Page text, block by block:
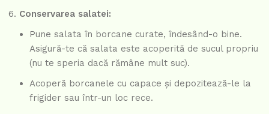
Conservarea salatei:
Pune salata în borcane curate, îndesând-o bine.
Asigură-te că salata este acoperită de sucul propriu
(nu te speria dacă rămâne mult suc).
Acoperă borcanele cu capace și depozitează-le la
frigider sau într-un loc rece.